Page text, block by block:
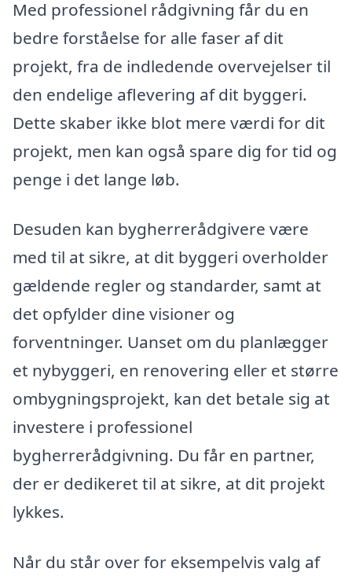
Med professionel rådgivning får du en
bedre forståelse for alle faser af dit
projekt, fra de indledende overvejelser til
den endelige aflevering af dit byggeri.
Dette skaber ikke blot mere værdi for dit
projekt, men kan også spare dig for tid og
penge i det lange løb.
Desuden kan bygherrerådgivere være
med til at sikre, at dit byggeri overholder
gældende regler og standarder, samt at
det opfylder dine visioner og
forventninger. Uanset om du planlægger
et nybyggeri, en renovering eller et større
ombygningsprojekt, kan det betale sig at
investere i professionel
bygherrerådgivning. Du får en partner,
der er dedikeret til at sikre, at dit projekt
lykkes.
Når du står over for eksempelvis valg af